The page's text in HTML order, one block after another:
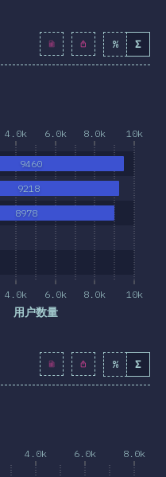
% Σ
4.0k 6.0k 8.0k 10k
4.0k 6.0k 8.0k 10k
用户数量
8978
9218
9460
% Σ
4.0k 6.0k 8.0k